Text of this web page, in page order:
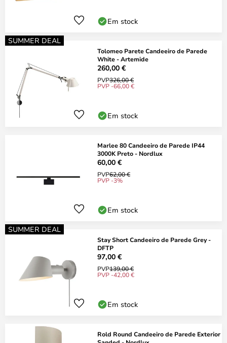
Em stock
SUMMER DEAL
Tolomeo Parete Candeeiro de Parede
White - Artemide
260,00 €
PVP326,00 €
PVP -66,00 €
Em stock
Marlee 80 Candeeiro de Parede IP44
3000K Preto - Nordlux
60,00 €
PVP62,00 €
PVP -3%
Em stock
SUMMER DEAL
Stay Short Candeeiro de Parede Grey -
DFTP
97,00 €
PVP139,00 €
PVP -42,00 €
Em stock
Rold Round Candeeiro de Parede Exterior